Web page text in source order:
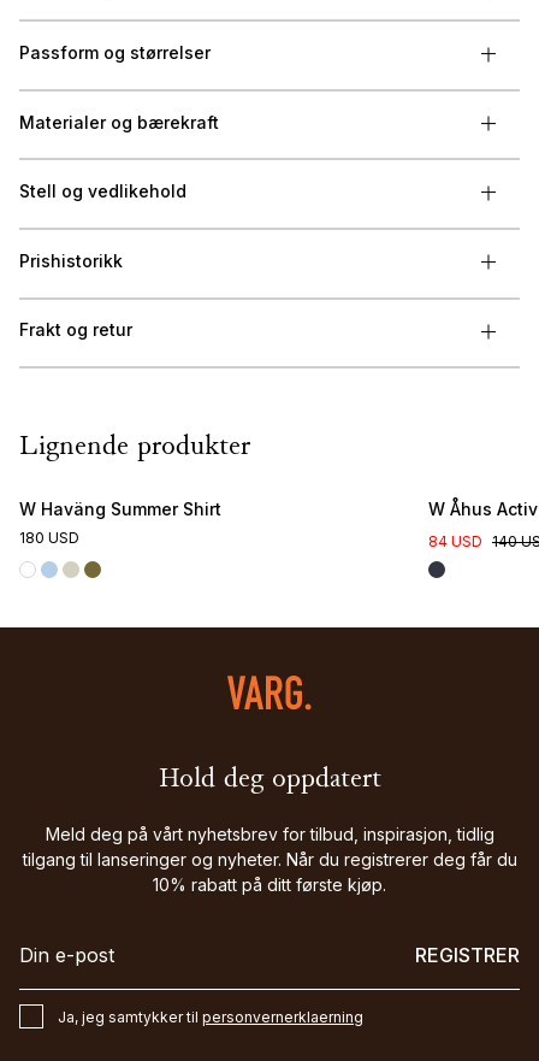
Passform og størrelser
Materialer og bærekraft
Stell og vedlikehold
Prishistorikk
Frakt og retur
Lignende produkter
W Haväng Summer Shirt
180 USD
W Åhus
84 USD 140
Hold deg oppdatert
Meld deg på vårt nyhetsbrev for tilbud, inspirasjon, tidlig
tilgang til lanseringer og nyheter. Når du registrerer deg får du
10% rabatt på ditt første kjøp.
REGISTRER
Ja, jeg samtykker til personvernerklaerning